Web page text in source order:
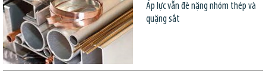
Áp lực vẫn đè nặng nhóm thép và
quặng sắt